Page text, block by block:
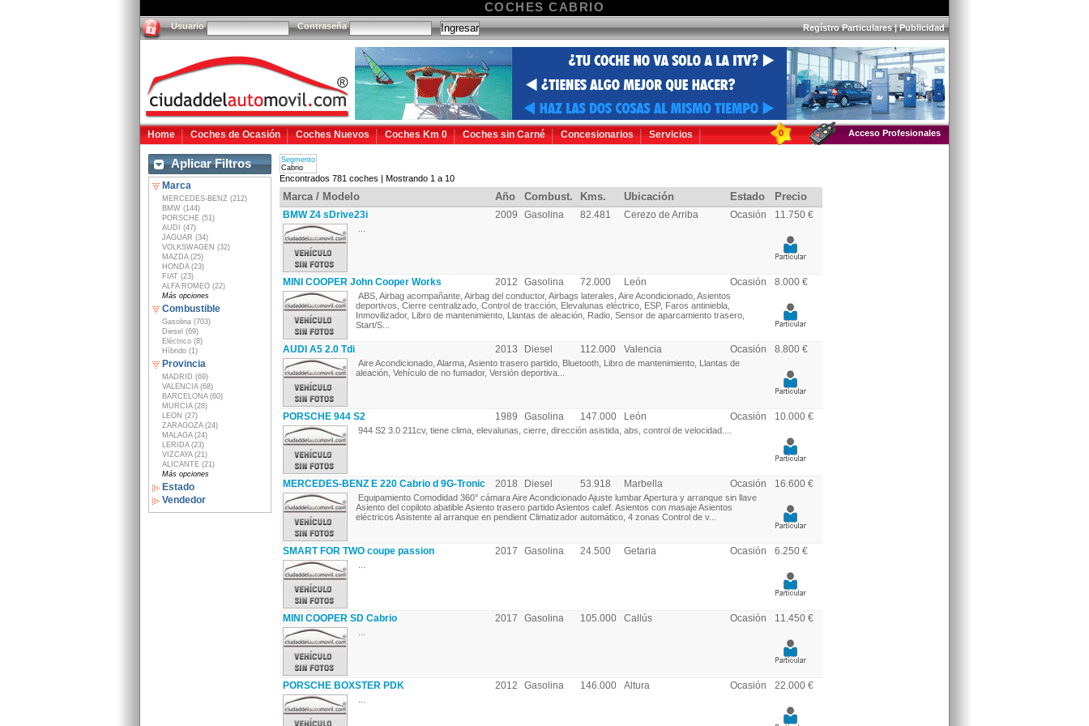
COCHES CABRIO
Usuario Contraseña Regístro Particulares|Publicidad
Home Coches de Ocasión Coches Nuevos Coches Km 0 Coches sin Carné Concesionarios Servicios 0 Acceso Profesionales
Aplicar Filtros
Marca
MERCEDES-BENZ (212)
BMW (144)
PORSCHE (51)
AUDI (47)
JAGUAR (34)
VOLKSWAGEN (32)
MAZDA (25)
HONDA (23)
FIAT (23)
ALFA ROMEO (22)
Más opciones
Combustible
Gasolina (703)
Diesel (69)
Eléctrico (8)
Híbrido (1)
Provincia
MADRID (69)
VALENCIA (68)
BARCELONA (60)
MURCIA (28)
LEON (27)
ZARAGOZA (24)
MALAGA (24)
LERIDA (23)
VIZCAYA (21)
ALICANTE (21)
Más opciones
Estado
Vendedor
Segmento
Cabrio
Encontrados 781 coches | Mostrando 1 a 10
Marca / Modelo Año Combust. Kms. Ubicación Estado Precio
BMW Z4 sDrive23i 2009 Gasolina 82.481 Cerezo de Arriba Ocasión 11.750 €
MINI COOPER John Cooper Works 2012 Gasolina 72.000 León Ocasión 8.000 €
ABS, Airbag acompañante, Airbag del conductor, Airbags laterales, Aire Acondicionado, Asientos
deportivos, Cierre centralizado, Control de tracción, Elevalunas eléctrico, ESP, Faros antiniebla,
Inmovilizador, Libro de mantenimiento, Llantas de aleación, Radio, Sensor de aparcamiento trasero,
Start/S...
AUDI A5 2.0 Tdi 2013 Diesel 112.000 Valencia Ocasión 8.800 €
Aire Acondicionado, Alarma, Asiento trasero partido, Bluetooth, Libro de mantenimiento, Llantas de
aleación, Vehículo de no fumador, Versión deportiva...
PORSCHE 944 S2 1989 Gasolina 147.000 León Ocasión 10.000 €
944 S2 3.0 211cv, tiene clima, elevalunas, cierre, dirección asistida, abs, control de velocidad....
MERCEDES-BENZ E 220 Cabrio d 9G-Tronic 2018 Diesel 53.918 Marbella Ocasión 16.600 €
Equipamiento Comodidad 360° cámara Aire Acondicionado Ajuste lumbar Apertura y arranque sin llave
Asiento del copiloto abatible Asiento trasero partido Asientos calef. Asientos con masaje Asientos
eléctricos Asistente al arranque en pendient Climatizador automático, 4 zonas Control de v...
SMART FOR TWO coupe passion 2017 Gasolina 24.500 Getaria Ocasión 6.250 €
MINI COOPER SD Cabrio 2017 Gasolina 105.000 Callús Ocasión 11.450 €
PORSCHE BOXSTER PDK 2012 Gasolina 146.000 Altura Ocasión 22.000 €